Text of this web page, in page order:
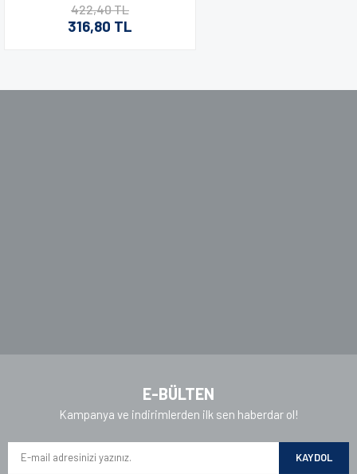
422,40 TL
316,80 TL
E-BÜLTEN
Kampanya ve indirimlerden ilk sen haberdar ol!
KAYDOL